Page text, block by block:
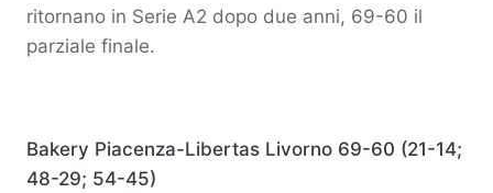
ritornano in Serie A2 dopo due anni, 69-60 il
parziale finale.
Bakery Piacenza-Libertas Livorno 69-60 (21-14;
48-29; 54-45)